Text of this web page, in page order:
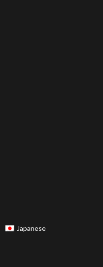
Japanese